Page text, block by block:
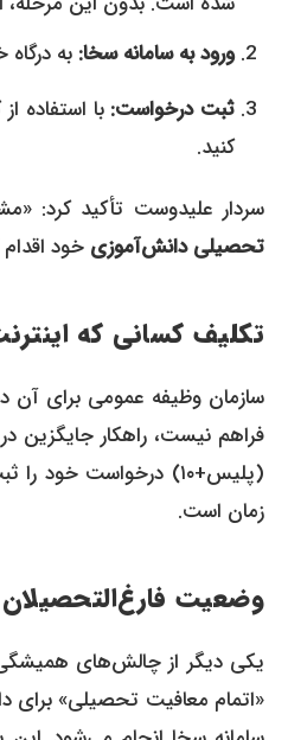
ورود به سامانه سخا: به
ثبت درخواست: با استفاده
کنید.
سردار علیدوست تأکید کرد: «مشمولان
تحصیلی دانش‌آموزی خود اقدام
تکلیف کسانی که
سازمان وظیفه عمومی برای آن
فراهم نیست، راهکار جایگزین
(پلیس+۱۰) درخواست
زمان است.
وضعیت فارغ‌التحصیلان
یکی دیگر از چالش‌های
«اتمام معافیت تحصیلی» برای